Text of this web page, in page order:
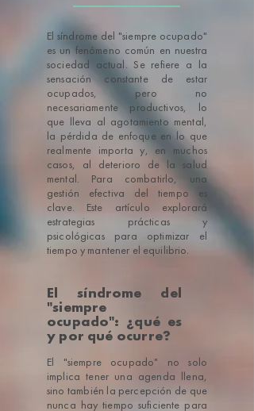
El síndrome del "siempre ocupado"
es un fenómeno común en nuestra
sociedad actual. Se refiere a la
sensación constante de estar
ocupados, pero no
necesariamente productivos, lo
que lleva al agotamiento mental,
la pérdida de enfoque en lo que
realmente importa y, en muchos
casos, al deterioro de la salud
mental. Para combatirlo, una
gestión efectiva del tiempo es
clave. Este artículo explorará
estrategias prácticas y
psicológicas para optimizar el
tiempo y mantener el equilibrio.
El síndrome del
"siempre
ocupado": ¿qué es
y por qué ocurre?
El "siempre ocupado" no solo
implica tener una agenda llena,
sino también la percepción de que
nunca hay tiempo suficiente para